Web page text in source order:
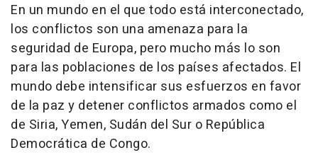
En un mundo en el que todo está interconectado,
los conflictos son una amenaza para la
seguridad de Europa, pero mucho más lo son
para las poblaciones de los países afectados. El
mundo debe intensificar sus esfuerzos en favor
de la paz y detener conflictos armados como el
de Siria, Yemen, Sudán del Sur o República
Democrática de Congo.